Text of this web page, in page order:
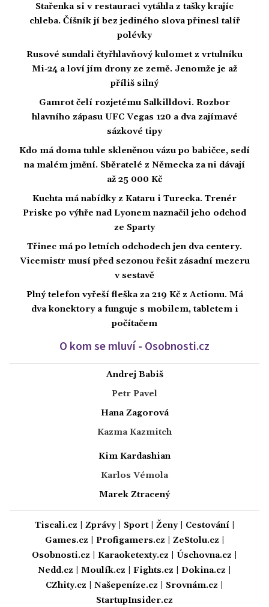
Stařenka si v restauraci vytáhla z tašky krajíc
chleba. Číšník jí bez jediného slova přinesl talíř
polévky
Rusové sundali čtyřhlavňový kulomet z vrtulníku
Mi-24 a loví jím drony ze země. Jenomže je až
příliš silný
Gamrot čelí rozjetému Salkilldovi. Rozbor
hlavního zápasu UFC Vegas 120 a dva zajímavé
sázkové tipy
Kdo má doma tuhle skleněnou vázu po babičce, sedí
na malém jmění. Sběratelé z Německa za ni dávají
až 25 000 Kč
Kuchta má nabídky z Kataru i Turecka. Trenér
Priske po výhře nad Lyonem naznačil jeho odchod
ze Sparty
Třinec má po letních odchodech jen dva centery.
Vicemistr musí před sezonou řešit zásadní mezeru
v sestavě
Plný telefon vyřeší fleška za 219 Kč z Actionu. Má
dva konektory a funguje s mobilem, tabletem i
počítačem
O kom se mluví - Osobnosti.cz
Andrej Babiš
Petr Pavel
Hana Zagorová
Kazma Kazmitch
Kim Kardashian
Karlos Vémola
Marek Ztracený
Tiscali.cz Zprávy| Sport| Ženy| Cestování|
Games.cz
Profigamers.cz ZeStolu.cz
Osobnosti.cz
Karaoketexty.cz Úschovna.cz
Nedd.cz
Moulík.cz Fights.cz Dokina.cz
CZhity.cz
Našepeníze.cz Srovnám.cz
StartupInsider.cz